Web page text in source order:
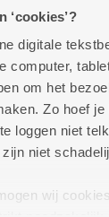
‘cookies’?
digitale
computer,
om het
Zo hoef je
loggen niet
niet
wij
dinsdag
Boonstraat 21